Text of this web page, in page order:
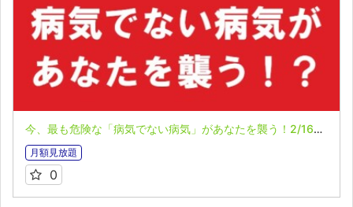
今、最も危険な「病気でない病気」があなたを襲う！2/16丸山修寛Webセミナー（第73回カタカムナ道場）
月額見放題
0